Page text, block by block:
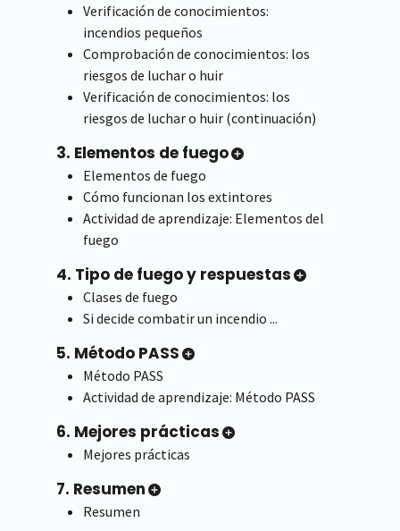
Verificación de conocimientos:
incendios pequeños
Comprobación de conocimientos: los
riesgos de luchar o huir
Verificación de conocimientos: los
riesgos de luchar o huir (continuación)
3. Elementos de fuego
Elementos de fuego
Cómo funcionan los extintores
Actividad de aprendizaje: Elementos del
fuego
4. Tipo de fuego y respuestas
Clases de fuego
Si decide combatir un incendio ...
5. Método PASS
Método PASS
Actividad de aprendizaje: Método PASS
6. Mejores prácticas
Mejores prácticas
7. Resumen
Resumen